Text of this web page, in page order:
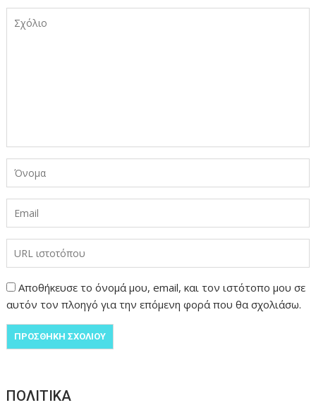
Αποθήκευσε το όνομά μου, email, και τον ιστότοπο μου σε
αυτόν τον πλοηγό για την επόμενη φορά που θα σχολιάσω.
ΠΟΛΙΤΙΚΑ